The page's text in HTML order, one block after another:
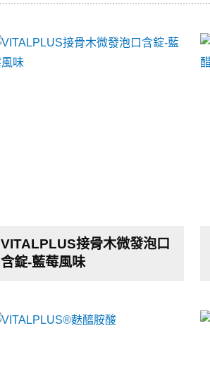
VITALPLUS接骨木微發泡口
含錠-藍莓風味